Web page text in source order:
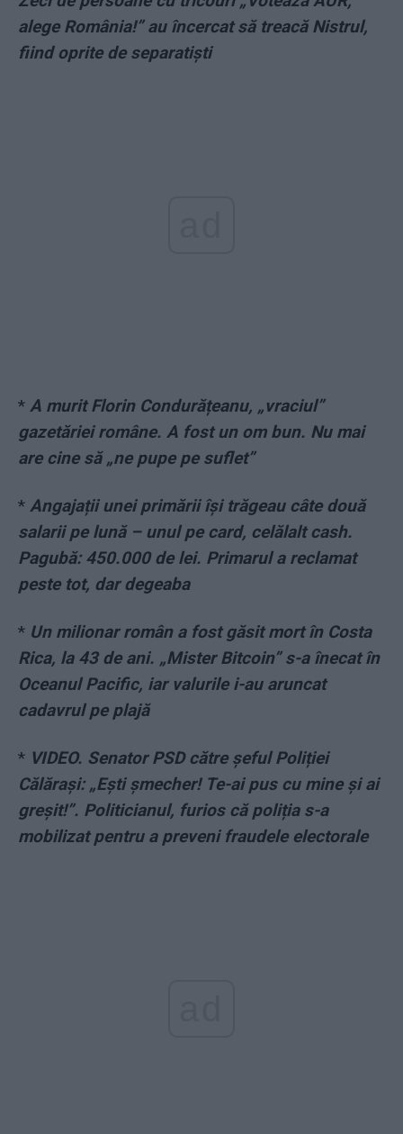
alege România!” au încercat să treacă Nistrul,
fiind oprite de separatiști
* A murit Florin Condurățeanu, „vraciul”
gazetăriei române. A fost un om bun. Nu mai
are cine să „ne pupe pe suflet”
* Angajații unei primării își trăgeau câte două
salarii pe lună – unul pe card, celălalt cash.
Pagubă: 450.000 de lei. Primarul a reclamat
peste tot, dar degeaba
* Un milionar român a fost găsit mort în Costa
Rica, la 43 de ani. „Mister Bitcoin” s-a înecat în
Oceanul Pacific, iar valurile i-au aruncat
cadavrul pe plajă
* VIDEO. Senator PSD către șeful Poliției
Călărași: „Ești șmecher! Te-ai pus cu mine și ai
greșit!”. Politicianul, furios că poliția s-a
mobilizat pentru a preveni fraudele electorale